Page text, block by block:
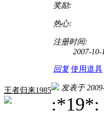
奖励:
热心:
注册时间:
2007-10-1
回复 使用道具
王者归来1985 发表于